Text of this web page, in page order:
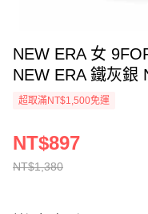
NEW ERA 女
NEW ERA 鐵灰銀
超取滿NT$1,500免運
NT$1,380
NT$897